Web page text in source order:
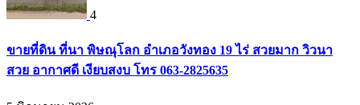
4
ขายที่ดิน ที่นา พิษณุโลก อำเภอวังทอง 19 ไร่ สวยมาก วิวนา
สวย อากาศดี เงียบสงบ โทร 063-2825635